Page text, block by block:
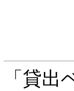
「貸